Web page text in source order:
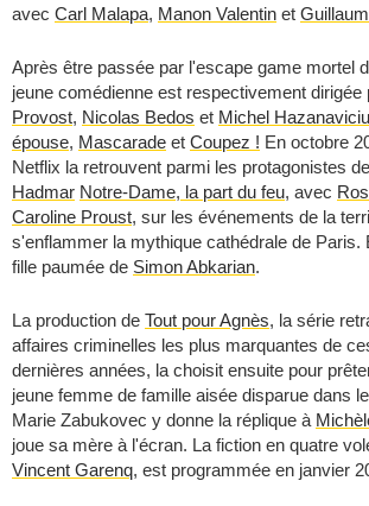
avec Carl Malapa, Manon Valentin et
Après être passée par l'escape game mortel
jeune comédienne est respectivement dirigée
Provost, Nicolas Bedos et Michel
épouse, Mascarade et Coupez ! En octobre
Netflix la retrouvent parmi les protagonistes
Hadmar Notre-Dame, la part du feu, avec
Caroline Proust, sur les événements de la
s'enflammer la mythique cathédrale de Paris.
fille paumée de Simon Abkarian.
La production de Tout pour Agnès, la série
affaires criminelles les plus marquantes de
dernières années, la choisit ensuite pour
jeune femme de famille aisée disparue dans
Marie Zabukovec y donne la réplique à
joue sa mère à l'écran. La fiction en quatre
Vincent Garenq, est programmée en janvier